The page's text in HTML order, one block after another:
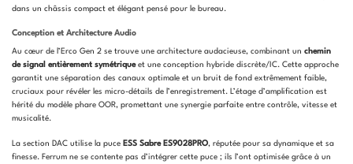
dans un châssis compact et élégant pensé pour le bureau.
Conception et Architecture Audio
Au cœur de l’Erco Gen 2 se trouve une architecture audacieuse, combinant un chemin
de signal entièrement symétriqueet une conception hybride discrète/IC. Cette approche
garantit une séparation des canaux optimale et un bruit de fond extrêmement faible,
cruciaux pour révéler les micro-détails de l’enregistrement. L’étage d’amplification est
hérité du modèle phare OOR, promettant une synergie parfaite entre contrôle, vitesse et
musicalité.
La section DAC utilise la puce ESS Sabre ES9028PRO, réputée pour sa dynamique et sa
finesse. Ferrum ne se contente pas d’intégrer cette puce ; ils l’ont optimisée grâce à un